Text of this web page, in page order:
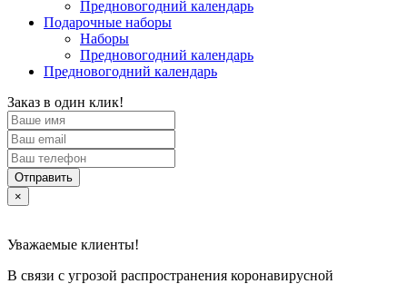
Предновогодний календарь
Подарочные наборы
Наборы
Предновогодний календарь
Предновогодний календарь
Заказ в один клик!
Отправить
×
Уважаемые клиенты!
В связи с угрозой распространения коронавирусной